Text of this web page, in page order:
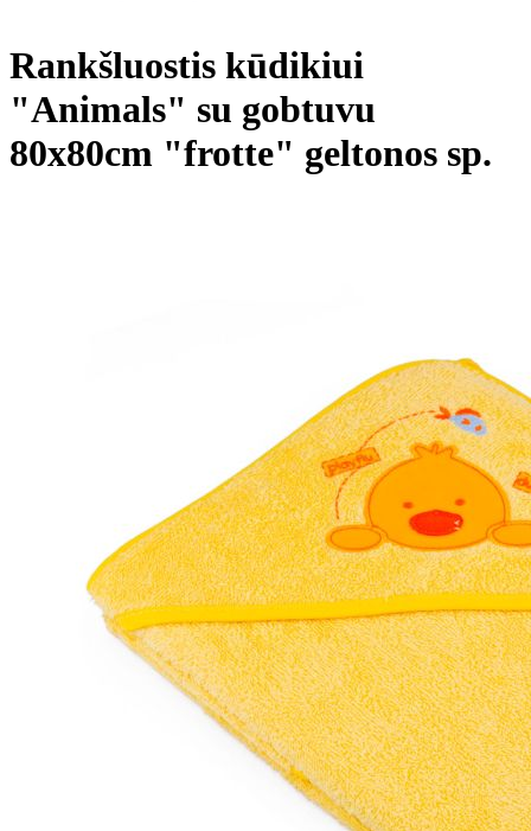
Rankšluostis kūdikiui
"Animals" su gobtuvu
80x80cm "frotte" geltonos sp.